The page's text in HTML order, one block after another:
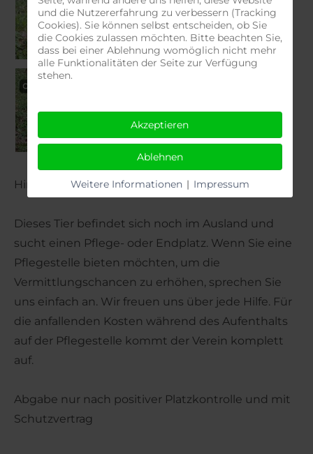
Hinweis:
Dieses Tier befindet sich noch im Ausland und
sucht einen Pflege- oder Endplatz. Wenn Sie eine
Pflegestelle bieten möchten, um die
Vermittlungschancen zu erhöhen, sprechen Sie
uns einfach an. Wir freuen uns über jede Hilfe. Für
die anfallenden Kosten während des Aufenthalts
auf der Pflegestelle kommt der Verein komplett
auf.
Abgabe nur nach positiver Platzkontrolle und mit
Schutzvertrag
und die Nutzererfahrung zu verbessern (Tracking
Cookies). Sie können selbst entscheiden, ob Sie
die Cookies zulassen möchten. Bitte beachten Sie,
dass bei einer Ablehnung womöglich nicht mehr
alle Funktionalitäten der Seite zur Verfügung
stehen.
Akzeptieren
Ablehnen
Weitere Informationen | Impressum